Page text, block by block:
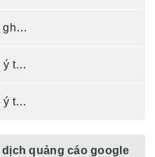
quảng cáo google